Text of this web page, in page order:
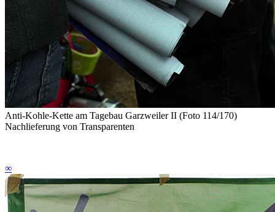
Anti-Kohle-Kette am Tagebau Garzweiler II (Foto 114/170)
Nachlieferung von Transparenten
∞